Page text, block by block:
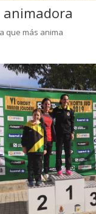
animadora
que más anima